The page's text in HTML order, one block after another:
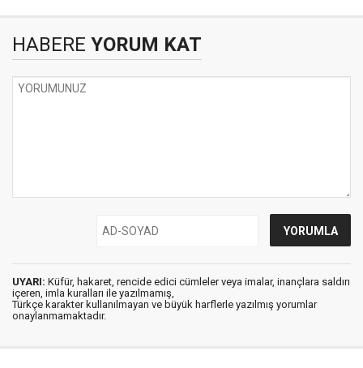
HABERE YORUM KAT
UYARI: Küfür, hakaret, rencide edici cümleler veya imalar, inançlara saldırı
içeren, imla kuralları ile yazılmamış,
Türkçe karakter kullanılmayan ve büyük harflerle yazılmış yorumlar
onaylanmamaktadır.